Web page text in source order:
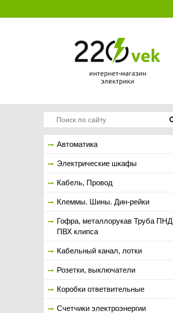
Автоматика
Электрические шкафы
Кабель, Провод
Клеммы. Шины. Дин-рейки
Гофра, металлорукав Труба ПНД
ПВХ клипса
Кабельный канал, лотки
Розетки, выключатели
Коробки ответвительные
Счетчики электроэнергии